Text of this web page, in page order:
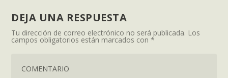
DEJA UNA RESPUESTA
Tu dirección de correo electrónico no será publicada. Los
campos obligatorios están marcados con*